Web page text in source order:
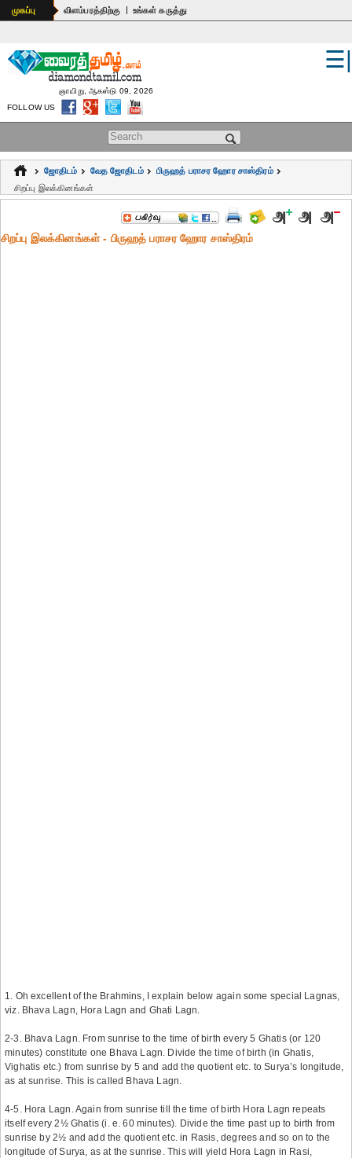
உலகம்
பொதுஅறிவு
கல்வி
ஆன்மிகம்
முகப்பு விளம்பரத்திற்கு | உங்கள் கருத்து
Search form
☰|
ஞாயிறு, ஆகஸ்டு 09, 2026
FOLLOW US
ஜோதிடம் வேத ஜோதிடம்
பிருஹத் பராசர ஹோர சாஸ்திரம்
சிறப்பு இலக்கினங்கள்
சிறப்பு இலக்கினங்கள் - பிருஹத் பராசர ஹோர சாஸ்திரம்
1. Oh excellent of the Brahmins, I explain below again some special Lagnas,
viz. Bhava Lagn, Hora Lagn and Ghati Lagn.
2-3. Bhava Lagn. From sunrise to the time of birth every 5 Ghatis (or 120
minutes) constitute one Bhava Lagn. Divide the time of birth (in Ghatis,
Vighatis etc.) from sunrise by 5 and add the quotient etc. to Surya’s longitude,
as at sunrise. This is called Bhava Lagn.
4-5. Hora Lagn. Again from sunrise till the time of birth Hora Lagn repeats
itself every 2½ Ghatis (i. e. 60 minutes). Divide the time past up to birth from
sunrise by 2½ and add the quotient etc. in Rasis, degrees and so on to the
longitude of Surya, as at the sunrise. This will yield Hora Lagn in Rasi,